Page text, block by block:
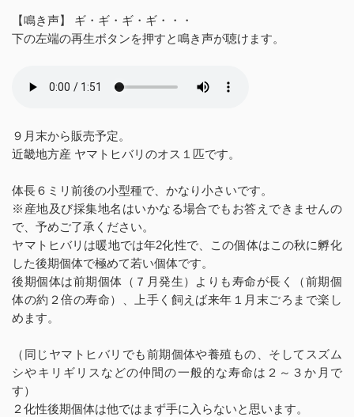
【鳴き声】 ギ・ギ・ギ・ギ・・・
下の左端の再生ボタンを押すと鳴き声が聴けます。
９月末から販売予定。
近畿地方産 ヤマトヒバリのオス１匹です。
体長６ミリ前後の小型種で、かなり小さいです。
※産地及び採集地名はいかなる場合でもお答えできませんの
で、予めご了承ください。
ヤマトヒバリは暖地では年2化性で、この個体はこの秋に孵化
した後期個体で極めて若い個体です。
後期個体は前期個体（７月発生）よりも寿命が長く（前期個
体の約２倍の寿命）、上手く飼えば来年１月末ごろまで楽し
めます。
（同じヤマトヒバリでも前期個体や養殖もの、そしてスズム
シやキリギリスなどの仲間の一般的な寿命は２～３か月で
す）
２化性後期個体は他ではまず手に入らないと思います。